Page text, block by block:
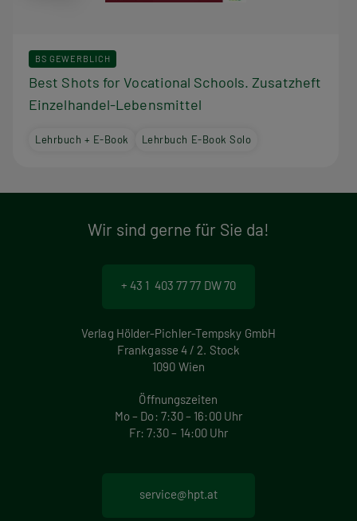
BS GEWERBLICH
Best Shots for Vocational Schools. Zusatzheft
Einzelhandel-Lebensmittel
Lehrbuch + E-Book Lehrbuch E-Book Solo
Wir sind gerne für Sie da!
+ 43 1 403 77 77 DW 70
Verlag Hölder-Pichler-Tempsky GmbH
Frankgasse 4 / 2. Stock
1090 Wien
Öffnungszeiten
Mo – Do: 7:30 – 16:00 Uhr
Fr: 7:30 – 14:00 Uhr
service@hpt.at